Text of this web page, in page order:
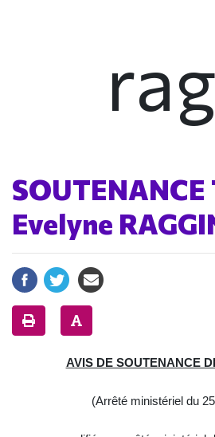
SOUTENANCE
Evelyne
AVIS DE SOUTENANCE
(Arrêté ministériel du